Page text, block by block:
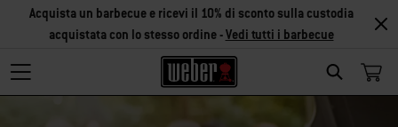
SEARCH
Acquista un barbecue e ricevi il 10% di sconto sulla custodia
acquistata con lo stesso ordine -Vedi tutti i barbecue